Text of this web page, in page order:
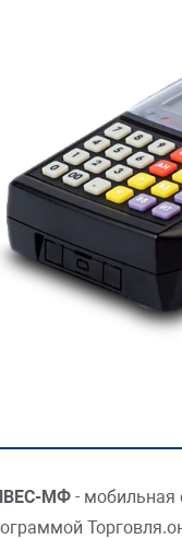
МФ - мобильная